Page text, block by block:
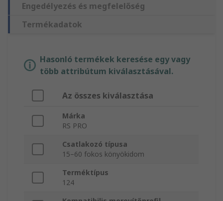
Engedélyezés és megfelelőség
Termékadatok
Hasonló termékek keresése egy vagy
több attribútum kiválasztásával.
Az összes kiválasztása
Márka
RS PRO
Csatlakozó típusa
15–60 fokos könyökidom
Terméktípus
124